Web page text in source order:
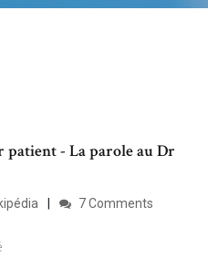
patient - La parole au Dr
7 Comments